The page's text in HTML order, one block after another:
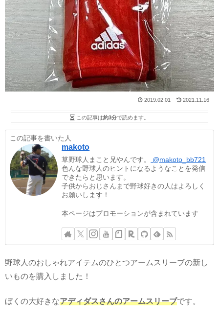
2019.02.01 2021.11.16
この記事は約3分で読めます。
この記事を書いた人
makoto
草野球人まこと兄やんです。
@makoto_bb721
色んな野球人のヒントになるようなことを発信
できたらと思います。
子供からおじさんまで野球好きの人はよろしく
お願いします！
本ページはプロモーションが含まれています
野球人のおしゃれアイテムのひとつアームスリーブの新し
いものを購入しました！
ぼくの大好きなアディダスさんのアームスリーブです。